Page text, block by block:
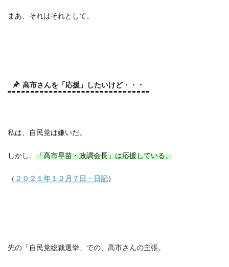
まあ、それはそれとして。
高市さんを「応援」したいけど・・・
私は、自民党は嫌いだ。
しかし、 「高市早苗・政調会長」は応援している。
（ ２０２１年１２月７日・日記）
先の「自民党総裁選挙」での、高市さんの主張。